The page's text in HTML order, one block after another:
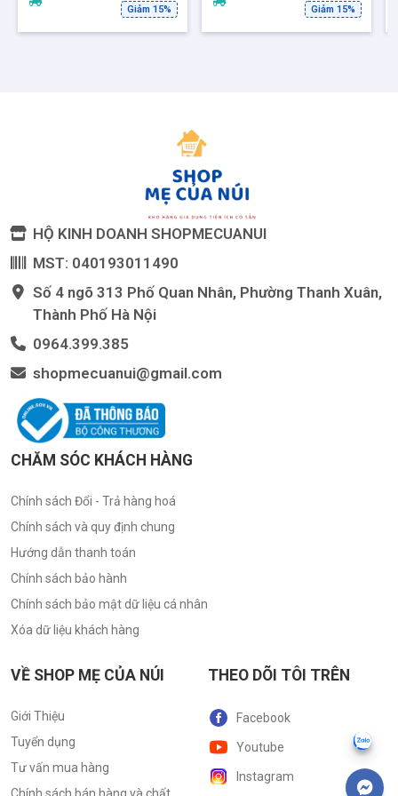
Giảm 15% Giảm 15%
HỘ KINH DOANH SHOPMECUANUI
MST: 040193011490
Số 4 ngõ 313 Phố Quan Nhân, Phường Thanh Xuân,
Thành Phố Hà Nội
0964.399.385
shopmecuanui@gmail.com
CHĂM SÓC KHÁCH HÀNG
Chính sách Đổi - Trả hàng hoá
Chính sách và quy định chung
Hướng dẫn thanh toán
Chính sách bảo hành
Chính sách bảo mật dữ liệu cá nhân
Xóa dữ liệu khách hàng
VỀ SHOP MẸ CỦA NÚI
Giới Thiệu
Tuyển dụng
Tư vấn mua hàng
Chính sách bán hàng và chất
THEO DÕI TÔI TRÊN
Facebook
Youtube
Instagram